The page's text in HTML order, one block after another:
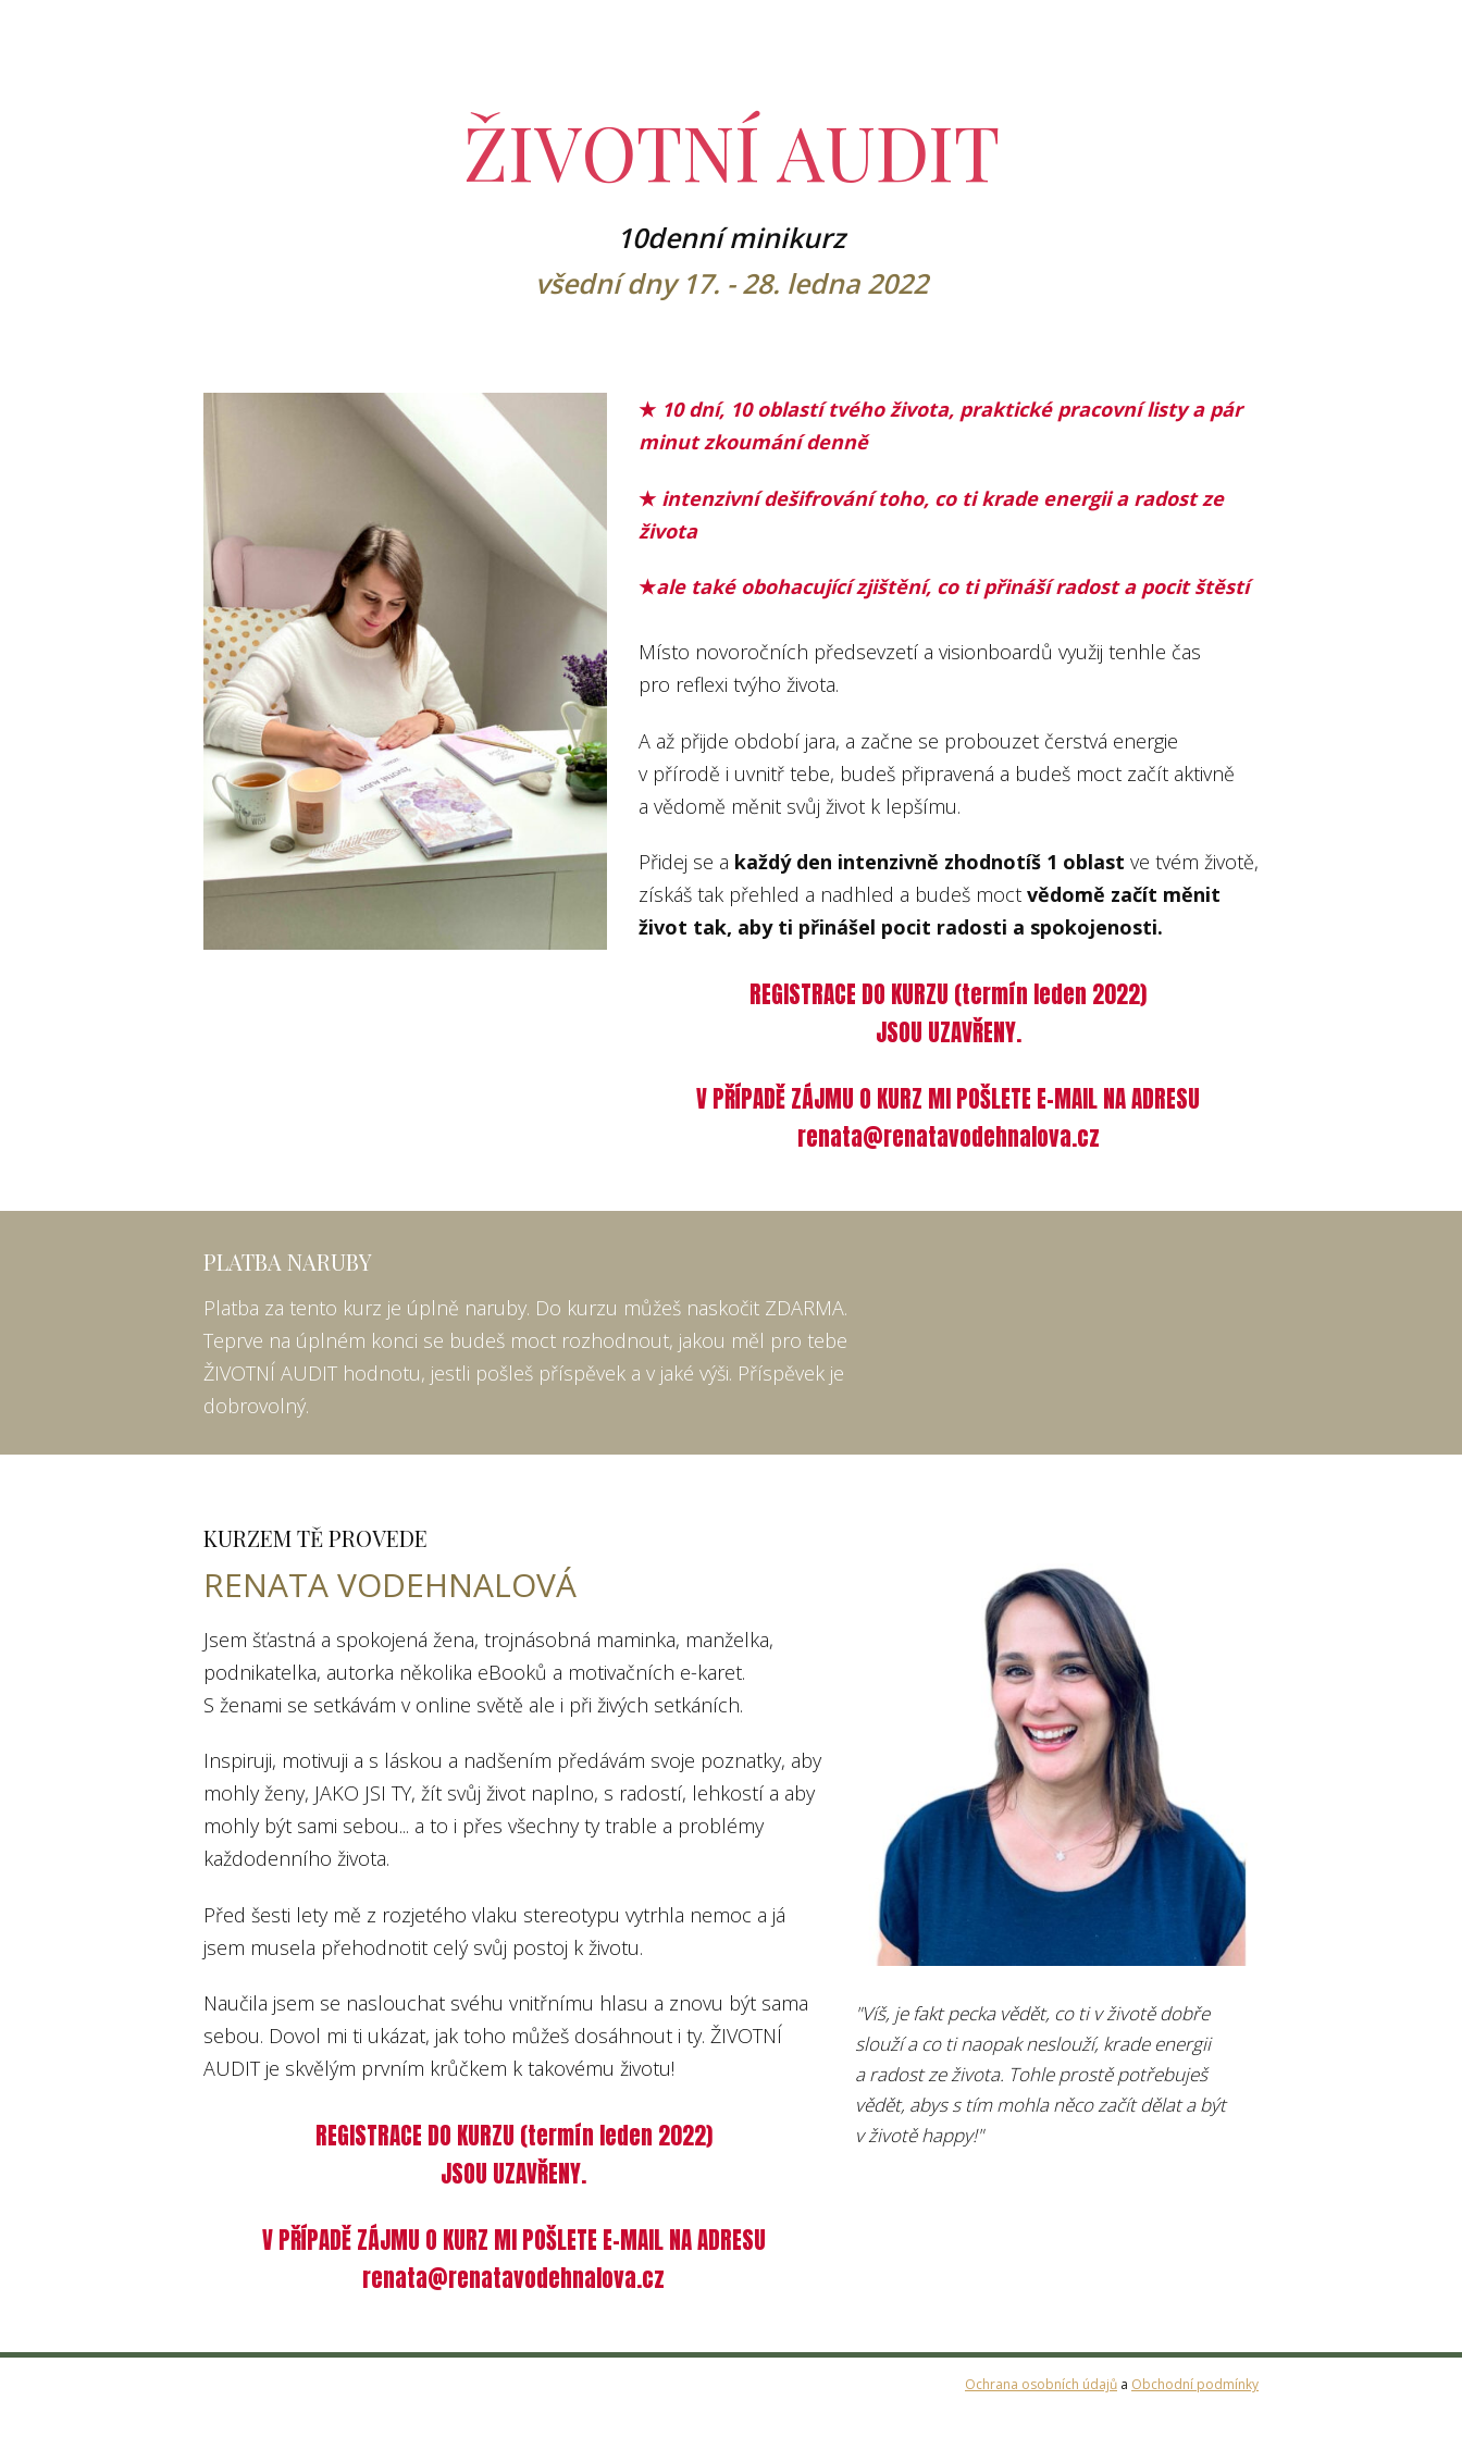
ŽIVOTNÍ AUDIT
10denníminikurz
všední dny 17. - 28. ledna 2022
★10 dní, 10 oblastí tvého života, praktické pracovní listy a pár
minut zkoumání denně
★intenzivní dešifrování toho, co ti krade energii a radost ze
života
★ale také obohacující zjištění, co ti přináší radost a pocit štěstí
Místo novoročních předsevzetí a visionboardů využij tenhle čas
pro reflexi tvýho života.
A až přijde období jara, a začne se probouzet čerstvá energie
v přírodě i uvnitř tebe, budeš připravená a budeš moct začít aktivně
a vědomě měnit svůj život k lepšímu.
Přidej se a každý den intenzivně zhodnotíš 1 oblast ve tvém životě,
získáš tak přehled a nadhled a budeš moct vědomě začít měnit
život tak, aby ti přinášel pocit radosti a spokojenosti.
REGISTRACE DO KURZU (termín leden 2022)
JSOU UZAVŘENY.
V PŘÍPADĚ ZÁJMU O KURZ MI POŠLETE E-MAIL NA ADRESU
renata@renatavodehnalova.cz
PLATBA NARUBY
Platba za tento kurz je úplně naruby. Do kurzu můžeš naskočit ZDARMA.
Teprve na úplném konci se budeš moct rozhodnout, jakou měl pro tebe
ŽIVOTNÍ AUDIT hodnotu, jestli pošleš příspěvek a v jaké výši. Příspěvek je
dobrovolný.
KURZEM TĚ PROVEDE
RENATA VODEHNALOVÁ
Jsem šťastná a spokojená žena, trojnásobná maminka, manželka,
podnikatelka, autorka několika eBooků a motivačních e-karet.
S ženami se setkávám v online světě ale i při živých setkáních.
Inspiruji, motivuji a s láskou a nadšením předávám svoje poznatky, aby
mohly ženy, JAKO JSI TY, žít svůj život naplno, s radostí, lehkostí a aby
mohly být sami sebou... a to i přes všechny ty trable a problémy
každodenního života.
Před šesti lety mě z rozjetého vlaku stereotypu vytrhla nemoc a já
jsem musela přehodnotit celý svůj postoj k životu.
Naučila jsem se naslouchat svéhu vnitřnímu hlasu a znovu být sama
sebou. Dovol mi ti ukázat, jak toho můžeš dosáhnout i ty. ŽIVOTNÍ
AUDIT je skvělým prvním krůčkem k takovému životu!
REGISTRACE DO KURZU (termín leden 2022)
JSOU UZAVŘENY.
V PŘÍPADĚ ZÁJMU O KURZ MI POŠLETE E-MAIL NA ADRESU
renata@renatavodehnalova.cz
"Víš, je fakt pecka vědět, co ti v životě dobře
slouží a co ti naopak neslouží, krade energii
a radost ze života. Tohle prostě potřebuješ
vědět, abys s tím mohla něco začít dělat a být
v životě happy!"
Ochrana osobních údajů a Obchodní podmínky